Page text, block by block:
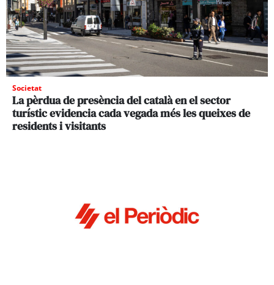
Societat
La pèrdua de presència del català en el sector
turístic evidencia cada vegada més les queixes de
residents i visitants